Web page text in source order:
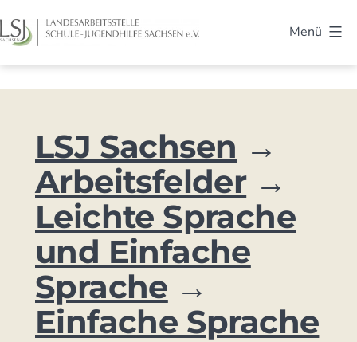
Inhalt
springen
Menü
LSJ Sachsen
Arbeitsfelder
Leichte Sprache
und Einfache
Sprache
Einfache Sprache